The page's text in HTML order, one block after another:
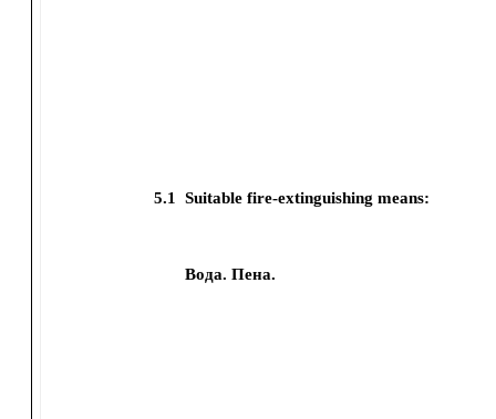
5.1 Suitable fire-extinguishing means:
Вода. Пена.